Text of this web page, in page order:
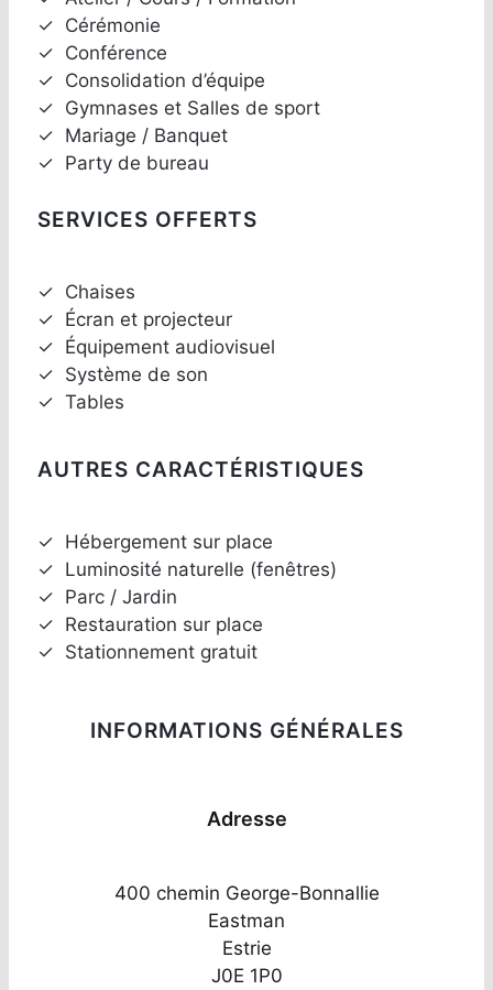
✓ Cérémonie
✓ Conférence
✓ Consolidation d’équipe
✓ Gymnases et Salles de sport
✓ Mariage / Banquet
✓ Party de bureau
SERVICES OFFERTS
✓ Chaises
✓ Écran et projecteur
✓ Équipement audiovisuel
✓ Système de son
✓ Tables
AUTRES CARACTÉRISTIQUES
✓ Hébergement sur place
✓ Luminosité naturelle (fenêtres)
✓ Parc / Jardin
✓ Restauration sur place
✓ Stationnement gratuit
INFORMATIONS GÉNÉRALES
Adresse
400 chemin George-Bonnallie
Eastman
Estrie
J0E 1P0